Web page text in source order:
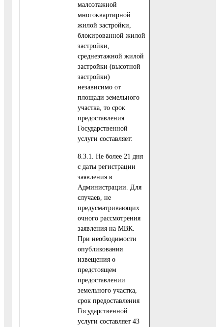
малоэтажной
многоквартирной
жилой застройки,
блокированной жилой
застройки,
среднеэтажной жилой
застройки (высотной
застройки)
независимо от
площади земельного
участка, то срок
предоставления
Государственной
услуги составляет:
8.3.1. Не более 21 дня
с даты регистрации
заявления в
Администрации. Для
случаев, не
предусматривающих
очного рассмотрения
заявления на МВК.
При необходимости
опубликования
извещения о
предстоящем
предоставлении
земельного участка,
срок предоставления
Государственной
услуги составляет 43